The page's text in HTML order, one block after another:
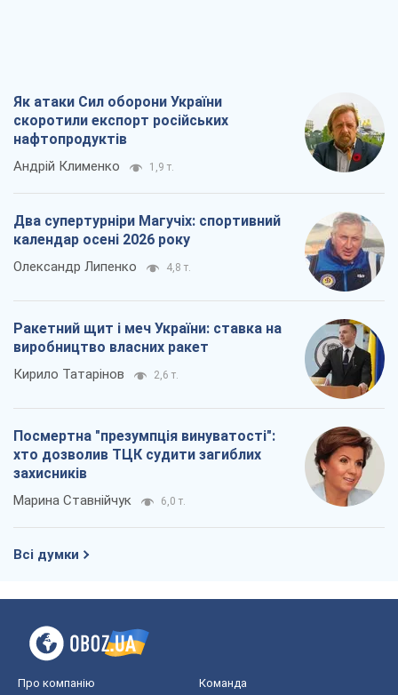
Як атаки Сил оборони України
скоротили експорт російських
нафтопродуктів
Андрій Клименко 1,9 т.
Два супертурніри Магучіх: спортивний
календар осені 2026 року
Олександр Липенко 4,8 т.
Ракетний щит і меч України: ставка на
виробництво власних ракет
Кирило Татарінов 2,6 т.
Посмертна "презумпція винуватості":
хто дозволив ТЦК судити загиблих
захисників
Марина Ставнійчук 6,0 т.
Всі думки
Про компанію Команда